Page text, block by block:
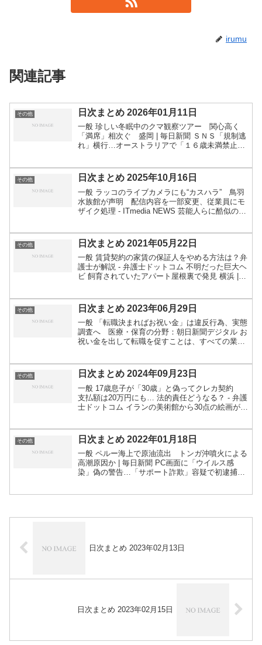
irumu
関連記事
その他 日次まとめ 2026年01月11日
一般 珍しい冬眠中のクマ観察ツアー 関心高く
「満席」相次ぐ 盛岡 | 毎日新聞 ＳＮＳ「規制逃
れ」横行…オーストラリアで「１６歳未満禁止」
ビジネス...
その他 日次まとめ 2025年10月16日
一般 ラッコのライブカメラにも“カスハラ” 鳥羽
水族館が声明 配信内容を一部変更、従業員にモ
ザイク処理 - ITmedia NEWS 芸能人らに酷似のわ
その他 日次まとめ 2021年05月22日
一般 賃貸契約の家賃の保証人をやめる方法は？弁
護士が解説 - 弁護士ドットコム 不明だった巨大ヘ
ビ 飼育されていたアパート屋根裏で発見 横浜 |
ス...
その他 日次まとめ 2023年06月29日
一般 「転職決まればお祝い金」は違反行為、実態
調査へ 医療・保育の分野：朝日新聞デジタル お
祝い金を出して転職を促すことは、すべての業種
厚意とはい...
その他 日次まとめ 2024年09月23日
一般 17歳息子が「30歳」と偽ってクレカ契約
支払額は20万円にも… 法的責任どうなる？ - 弁護
士ドットコム イランの美術館から30点の絵画が消
その他 日次まとめ 2022年01月18日
一般 ペルー海上で原油流出 トンガ沖噴火による
高潮原因か | 毎日新聞 PC画面に「ウイルス感
染」偽の警告…「サポート詐欺」容疑で初逮捕：
日次まとめ 2023年02月13日
日次まとめ 2023年02月15日